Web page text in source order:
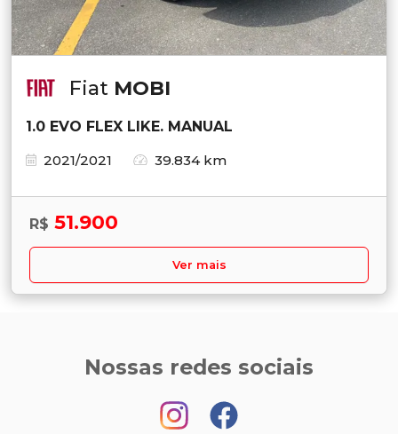
Fiat MOBI
1.0 EVO FLEX LIKE. MANUAL
2021/2021
39.834 km
R$ 51.900
Ver mais
Nossas redes sociais